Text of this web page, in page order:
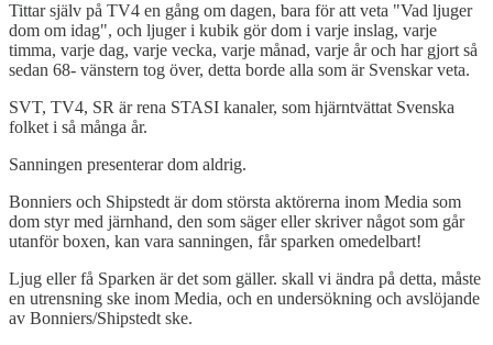
Tittar själv på TV4 en gång om dagen, bara för att veta "Vad ljuger
dom om idag", och ljuger i kubik gör dom i varje inslag, varje
timma, varje dag, varje vecka, varje månad, varje år och har gjort så
sedan 68- vänstern tog över, detta borde alla som är Svenskar veta.
SVT, TV4, SR är rena STASI kanaler, som hjärntvättat Svenska
folket i så många år.
Sanningen presenterar dom aldrig.
Bonniers och Shipstedt är dom största aktörerna inom Media som
dom styr med järnhand, den som säger eller skriver något som går
utanför boxen, kan vara sanningen, får sparken omedelbart!
Ljug eller få Sparken är det som gäller. skall vi ändra på detta, måste
en utrensning ske inom Media, och en undersökning och avslöjande
av Bonniers/Shipstedt ske.